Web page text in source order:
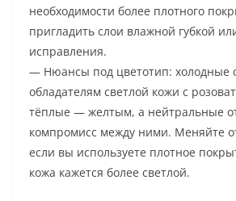
необходимости более плотного
пригладить слои влажной губкой
исправления.
— Нюансы под цветотип: холодные
обладателям светлой кожи с
тёплые — желтым, а нейтральные
компромисс между ними. Меняйте
если вы используете плотное
кожа кажется более светлой.